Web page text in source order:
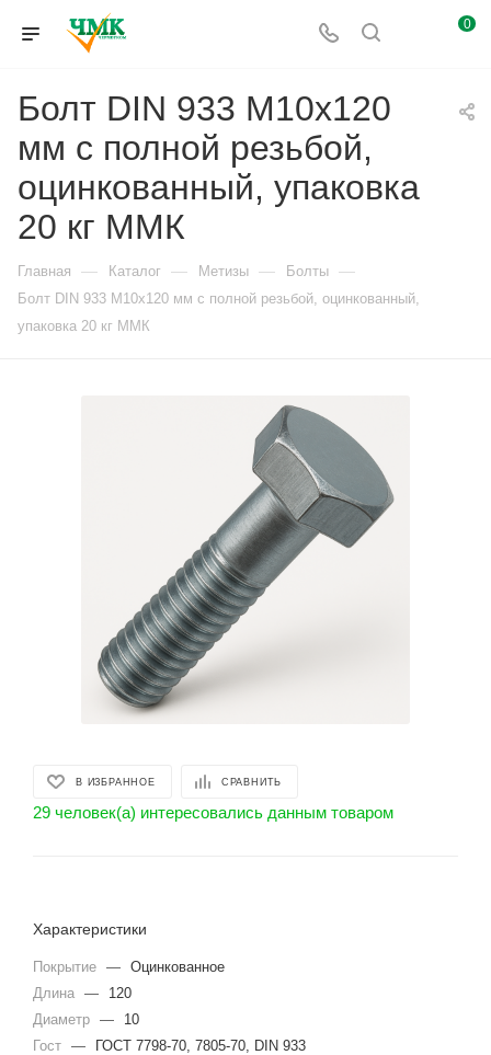
0
Болт DIN 933 М10х120
мм с полной резьбой,
оцинкованный, упаковка
20 кг ММК
Главная — Каталог — Метизы — Болты —
Болт DIN 933 М10х120 мм с полной резьбой, оцинкованный,
упаковка 20 кг ММК
В ИЗБРАННОЕ СРАВНИТЬ
29 человек(а) интересовались данным товаром
Характеристики
Покрытие — Оцинкованное
Длина —
120
Диаметр —
10
Гост —
ГОСТ 7798-70, 7805-70, DIN 933